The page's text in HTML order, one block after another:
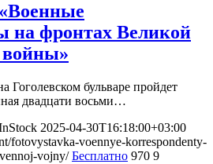
на фронтах Великой
войны»
Гоголевском бульваре пройдет
двадцати восьми…
2025-04-30T16:18:00+03:00
fotovystavka-voennye-korrespondenty-
vojny/ Бесплатно 970 9